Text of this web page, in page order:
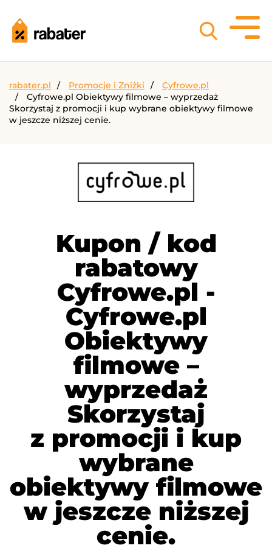
rabater.pl Promocje i Zniżki
Cyfrowe.pl
Cyfrowe.pl Obiektywy filmowe – wyprzedaż
Skorzystaj z promocji i kup wybrane obiektywy filmowe
w jeszcze niższej cenie.
Kupon / kod
rabatowy
Cyfrowe.pl -
Cyfrowe.pl
Obiektywy
filmowe –
wyprzedaż
Skorzystaj
z promocji i kup
wybrane
obiektywy filmowe
w jeszcze niższej
cenie.